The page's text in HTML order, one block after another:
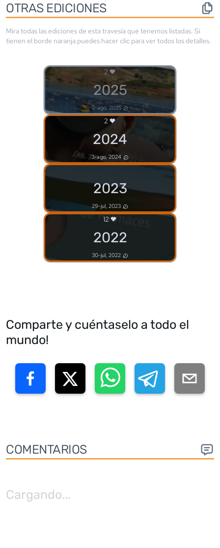
OTRAS EDICIONES
Mira todas las ediciones de esta travesía que tenemos listadas. Si
tienen el borde naranja puedes hacer clic para ver todos los detalles.
2
2025
2-ago, 2025
2
2024
3-ago, 2024
2023
29-jul, 2023
12
2022
30-jul, 2022
Comparte y cuéntaselo a todo el
mundo!
COMENTARIOS
Cargando...